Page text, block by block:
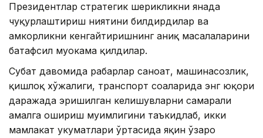
Президентлар стратегик шерикликни янада
чуқурлаштириш ниятини билдирдилар ва
ҳамкорликни кенгайтиришнинг аниқ масалаларини
батафсил муҳокама қилдилар.
Суҳбат давомида раҳбарлар саноат, машинасозлик,
қишлоқ хўжалиги, транспорт соҳаларида энг юқори
даражада эришилган келишувларни самарали
амалга ошириш муҳимлигини таъкидлаб, икки
мамлакат ҳукуматлари ўртасида яқин ўзаро